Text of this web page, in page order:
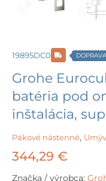
19895DC0
Grohe
batéria pod
inštalácia,
Pákové nástenné,
344,29 €
Značka / výrobca: